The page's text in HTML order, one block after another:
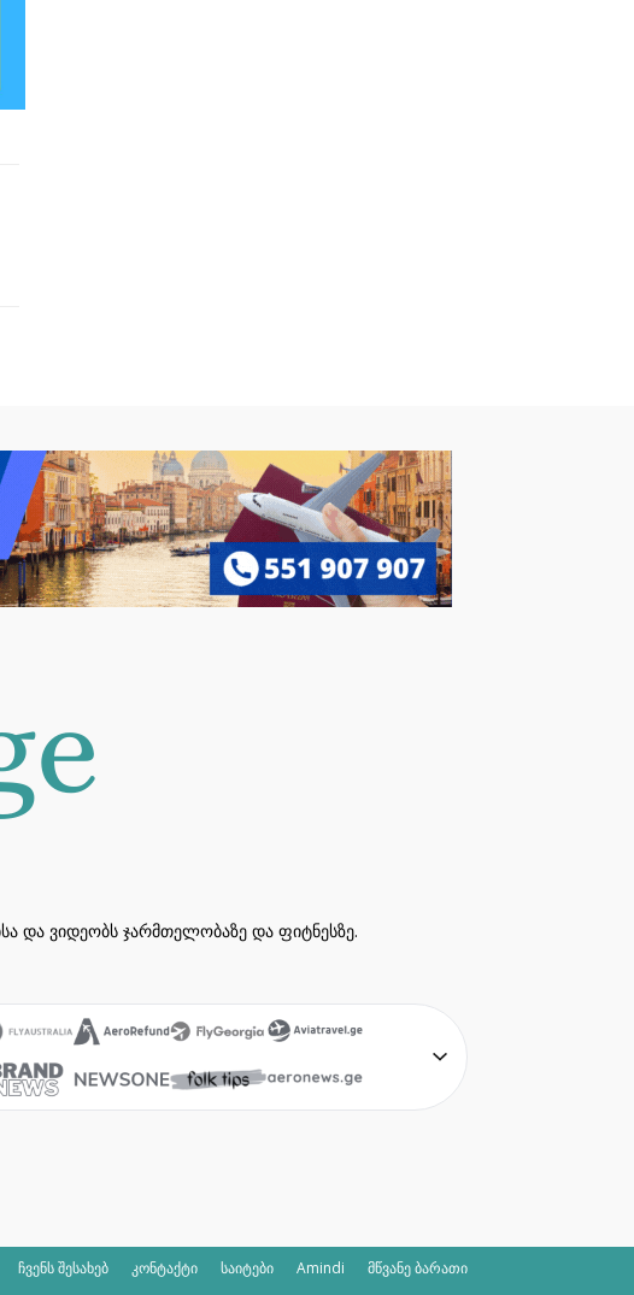
და ვიდეობს ჯარმთელობაზე და ფიტნესზე.
ჩვენს შესახებ კონტაქტი საიტები Amindi მწვანე ბარათი